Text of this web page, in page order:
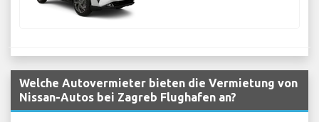
Welche Autovermieter bieten die Vermietung von
Nissan-Autos bei Zagreb Flughafen an?